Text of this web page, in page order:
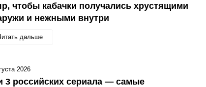
чтобы кабачки получались хрустящими
и нежными внутри
дальше
3 российских сериала — самые
2026